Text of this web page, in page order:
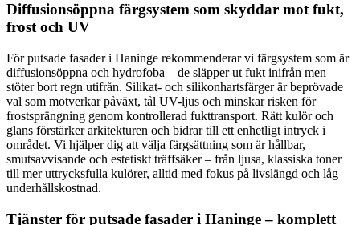
Diffusionsöppna färgsystem som skyddar mot fukt,
frost och UV
För putsade fasader i Haninge rekommenderar vi färgsystem som är
diffusionsöppna och hydrofoba – de släpper ut fukt inifrån men
stöter bort regn utifrån. Silikat- och silikonhartsfärger är beprövade
val som motverkar påväxt, tål UV-ljus och minskar risken för
frostsprängning genom kontrollerad fukttransport. Rätt kulör och
glans förstärker arkitekturen och bidrar till ett enhetligt intryck i
området. Vi hjälper dig att välja färgsättning som är hållbar,
smutsavvisande och estetiskt träffsäker – från ljusa, klassiska toner
till mer uttrycksfulla kulörer, alltid med fokus på livslängd och låg
underhållskostnad.
Tjänster för putsade fasader i Haninge – komplett